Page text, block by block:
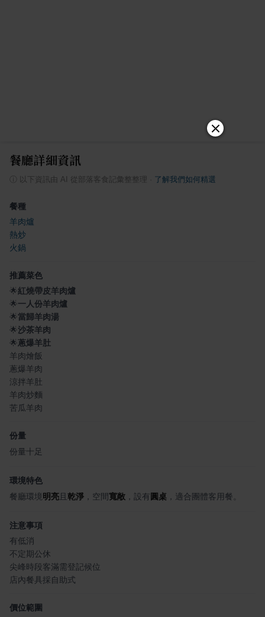
餐廳詳細資訊
ⓘ 以下資訊由 AI 從部落客食記彙整整理 了解我們如何精選
餐種
羊肉爐
熱炒
火鍋
推薦菜色
🌟紅燒帶皮羊肉爐
🌟一人份羊肉爐
🌟當歸羊肉湯
🌟沙茶羊肉
🌟蔥爆羊肚
羊肉燴飯
蔥爆羊肉
涼拌羊肚
羊肉炒麵
苦瓜羊肉
份量
份量十足
環境特色
餐廳環境明亮 且 乾淨 ，空間寬敞 ，設有 圓桌 ，適合團體客用餐。
注意事項
有低消
不定期公休
尖峰時段客滿需登記候位
店內餐具採自助式
價位範圍